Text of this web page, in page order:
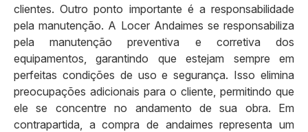
clientes. Outro ponto importante é a responsabilidade
pela manutenção. A Locer Andaimes se responsabiliza
pela manutenção preventiva e corretiva dos
equipamentos, garantindo que estejam sempre em
perfeitas condições de uso e segurança. Isso elimina
preocupações adicionais para o cliente, permitindo que
ele se concentre no andamento de sua obra. Em
contrapartida, a compra de andaimes representa um